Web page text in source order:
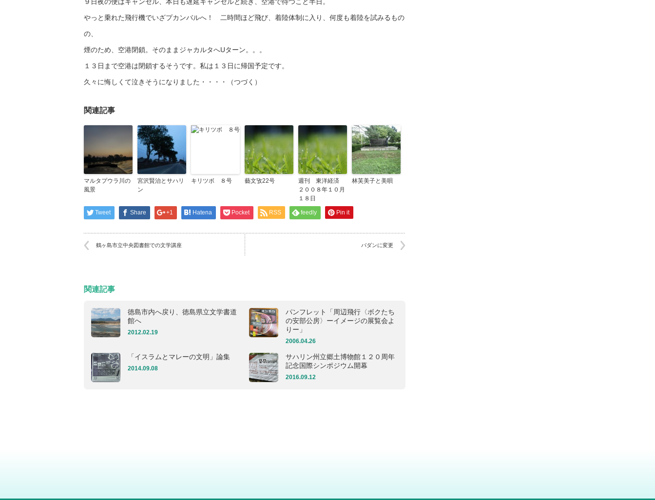
やっと乗れた飛行機でいざプカンバルへ！ 二時間ほど飛び、着陸体制に入り、何度も着陸を試みるもの
の、
煙のため、空港閉鎖。そのままジャカルタへUターン。。。
１３日まで空港は閉鎖するそうです。私は１３日に帰国予定です。
久々に悔しくて泣きそうになりました・・・・（つづく）
関連記事
マルタプウラ川の
風景
宮沢賢治とサハリ
ン
キリツボ ８号 藝文攷22号
週刊 東洋経済
２００８年１０月
１８日
林芙美子と美唄
Tweet Share +1 Hatena Pocket RSS feedly Pin it
鶴ヶ島市立中央図書館での文学講座 パダンに変更
関連記事
徳島市内へ戻り、徳島県立文学書道
館へ
2012.02.19
パンフレット「周辺飛行〈ボクたち
の安部公房〉ーイメージの展覧会よ
りー」
2006.04.26
「イスラムとマレーの文明」論集
2014.09.08
サハリン州立郷土博物館１２０周年
記念国際シンポジウム開幕
2016.09.12